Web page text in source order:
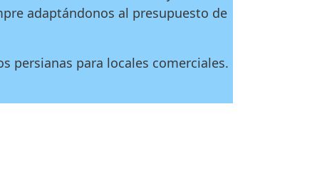
adaptándonos al presupuesto de
persianas para locales comerciales.